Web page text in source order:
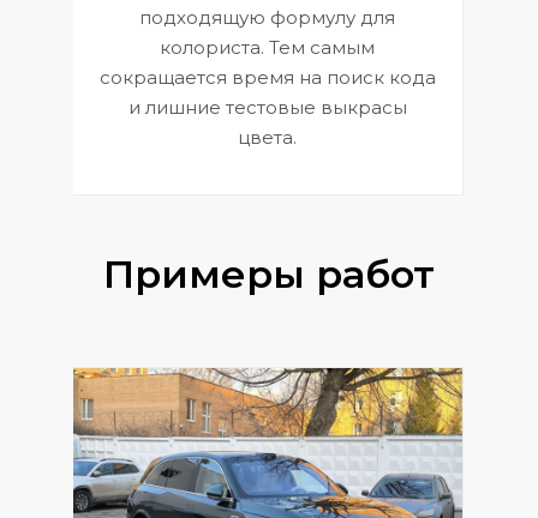
подходящую формулу для
колориста. Тем самым
сокращается время на поиск кода
и лишние тестовые выкрасы
цвета.
Примеры работ